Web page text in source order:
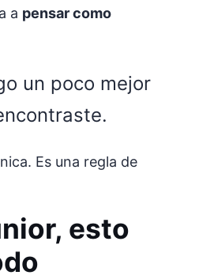
a pensar como
un poco mejor
Es una regla de
esto